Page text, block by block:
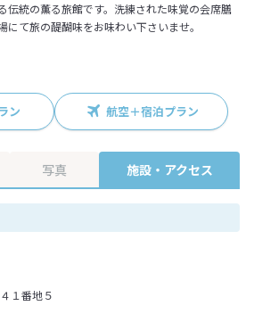
伝統の薫る旅館です。洗練された味覚の会席膳
にて旅の醍醐味をお味わい下さいませ。
ン 航空＋宿泊プラン
写真 施設・アクセス
１番地５